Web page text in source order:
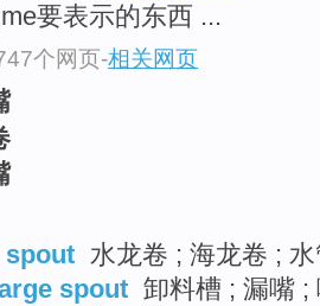
要表示的东西 ...
个网页-相关网页
spout 水龙卷 ; 海龙卷 ;
spout 卸料槽 ; 漏嘴 ;